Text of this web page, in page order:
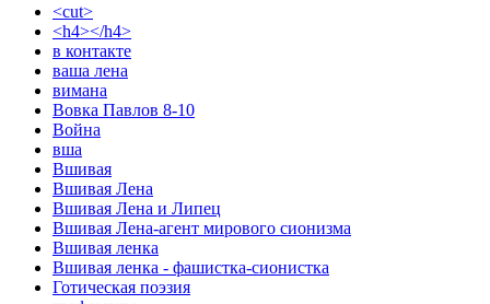
<cut>
<h4></h4>
в контакте
ваша лена
вимана
Вовка Павлов 8-10
Война
вша
Вшивая
Вшивая Лена
Вшивая Лена и Липец
Вшивая Лена-агент мирового сионизма
Вшивая ленка
Вшивая ленка - фашистка-сионистка
Готическая поэзия